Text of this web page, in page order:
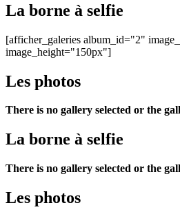
La borne à selfie
[afficher_galeries album_id="2"
image_height="150px"]
Les photos
There is no gallery selected or the
La borne à selfie
There is no gallery selected or the
Les photos